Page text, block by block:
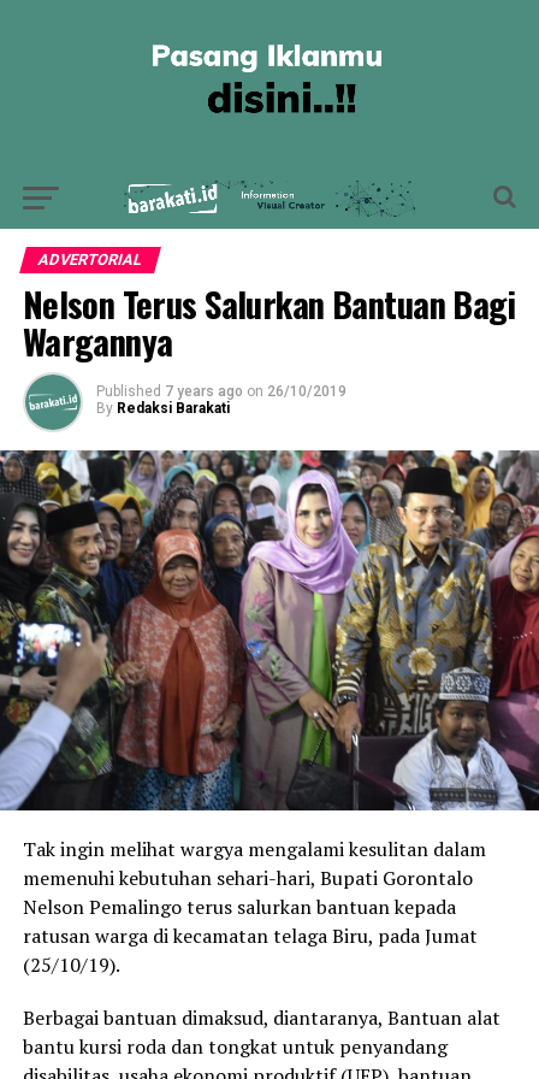
ADVERTORIAL
Nelson Terus Salurkan Bantuan Bagi
Wargannya
Published 7 years ago on 26/10/2019
By Redaksi Barakati
Tak ingin melihat wargya mengalami kesulitan dalam
memenuhi kebutuhan sehari-hari, Bupati Gorontalo
Nelson Pemalingo terus salurkan bantuan kepada
ratusan warga di kecamatan telaga Biru, pada Jumat
(25/10/19).
Berbagai bantuan dimaksud, diantaranya, Bantuan alat
bantu kursi roda dan tongkat untuk penyandang